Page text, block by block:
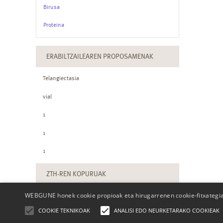
Birusa
Proteina
ERABILTZAILEAREN PROPOSAMENAK
Telangiectasia
vial
1
1
1
ZTH-REN KOPURUAK
WEBGUNE honek cookie propioak eta hirugarrenen cookie-
COOKIE TEKNIKOAK ANALISI EDO NEURKETARAKO COOKIEAK